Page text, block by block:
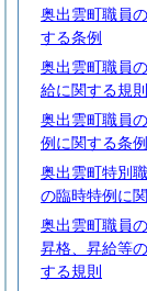
奥出雲町職員
する条例
奥出雲町職員
給に関する規則
奥出雲町職員
例に関する条例
奥出雲町特別
の臨時特例に
奥出雲町職員の
昇格、昇給等
する規則